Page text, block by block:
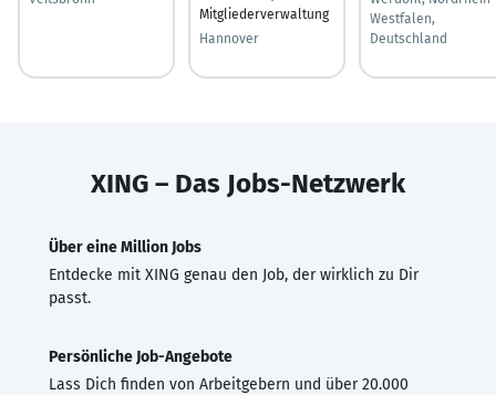
Mitgliederverwaltung
Hannover
Westfalen,
Deutschland
XING – Das Jobs-Netzwerk
Über eine Million Jobs
Entdecke mit XING genau den Job, der wirklich zu Dir
passt.
Persönliche Job-Angebote
Lass Dich finden von Arbeitgebern und über 20.000